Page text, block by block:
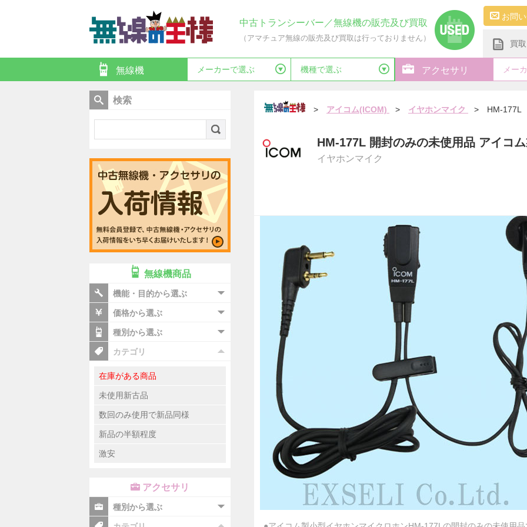
中古トランシーバー／無線機の販売及び買取
（アマチュア無線の販売及び買取は行っておりません）
お問
買
無線機 メーカーで選ぶ 機種で選ぶ アクセサリ メー
> アイコム(ICOM) > イヤホンマイク > HM-177L
HM-177L 開封のみの未使用品 アイコ
イヤホンマイク
検索
無線機商品
機能・目的から選ぶ
価格から選ぶ
種別から選ぶ
カテゴリ
在庫がある商品
未使用新古品
数回のみ使用で新品同様
新品の半額程度
激安
アクセサリ
種別から選ぶ